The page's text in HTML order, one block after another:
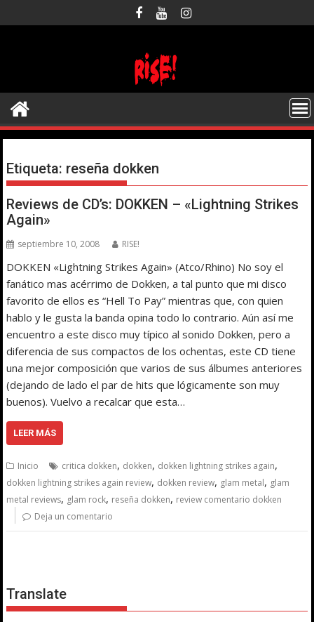
al
Etiqueta: reseña dokken
Reviews de CD’s: DOKKEN – «Lightning Strikes
Again»
septiembre 10, 2008 RISE!
DOKKEN «Lightning Strikes Again» (Atco/Rhino) No soy el
fanático mas acérrimo de Dokken, a tal punto que mi disco
favorito de ellos es “Hell To Pay” mientras que, con quien
hablo y le gusta la banda opina todo lo contrario. Aún así me
encuentro a este disco muy típico al sonido Dokken, pero a
diferencia de sus compactos de los ochentas, este CD tiene
una mejor composición que varios de sus álbumes anteriores
(dejando de lado el par de hits que lógicamente son muy
buenos). Vuelvo a recalcar que esta…
LEER MÁS
Inicio critica dokken, dokken, dokken lightning strikes again,
dokken lightning strikes again review, dokken review, glam metal, glam
metal reviews, glam rock, reseña dokken, review comentario dokken
Deja un comentario
Translate